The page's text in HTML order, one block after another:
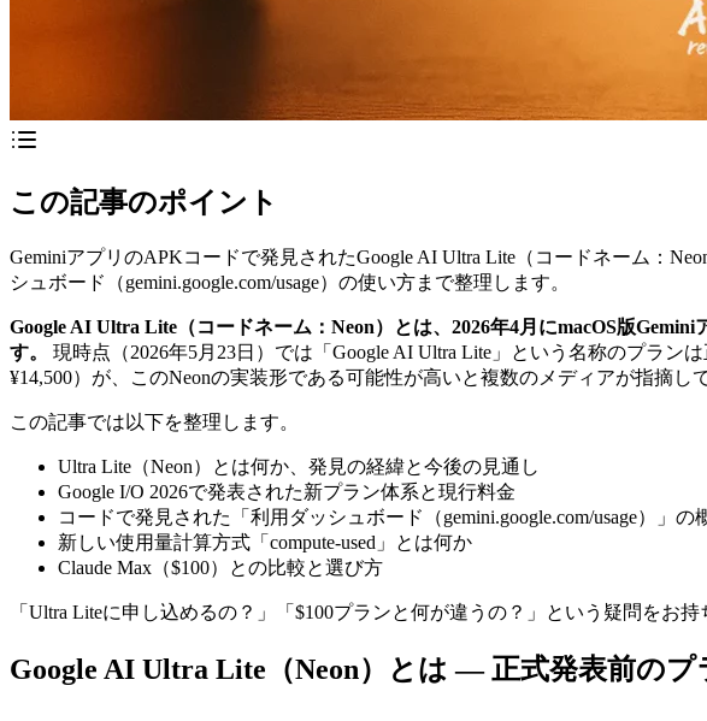
この記事のポイント
GeminiアプリのAPKコードで発見されたGoogle AI Ultra Lite（コードネーム：
シュボード（gemini.google.com/usage）の使い方まで整理します。
Google AI Ultra Lite（コードネーム：Neon）とは、2026年4月にmacOS版
す。
現時点（2026年5月23日）では「Google AI Ultra Lite」という名称のプラン
¥14,500）が、このNeonの実装形である可能性が高いと複数のメディアが指摘し
この記事では以下を整理します。
Ultra Lite（Neon）とは何か、発見の経緯と今後の見通し
Google I/O 2026で発表された新プラン体系と現行料金
コードで発見された「利用ダッシュボード（gemini.google.com/usage）」の
新しい使用量計算方式「compute-used」とは何か
Claude Max（$100）との比較と選び方
「Ultra Liteに申し込めるの？」「$100プランと何が違うの？」という疑問をお
Google AI Ultra Lite（Neon）とは — 正式発表前の